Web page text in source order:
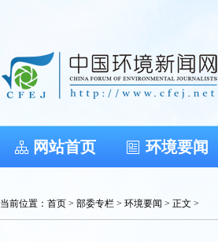
网站首页 环境要闻
当前位置： 首页 > 部委专栏 > 环境要闻 > 正文 >